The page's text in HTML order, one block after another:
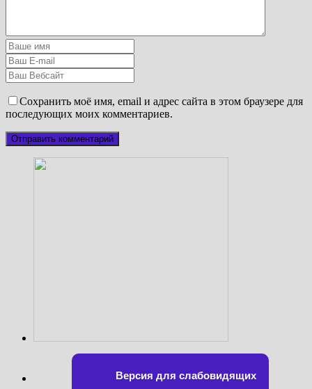
Сохранить моё имя, email и адрес сайта в этом браузере для
последующих моих комментариев.
Версия для слабовидящих